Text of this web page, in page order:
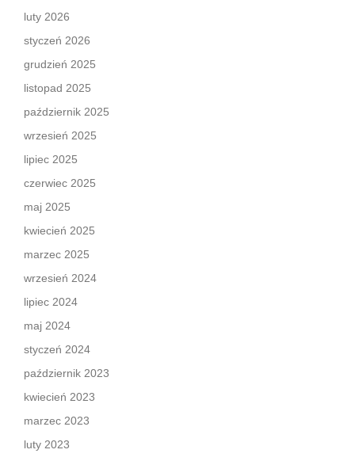
luty 2026
styczeń 2026
grudzień 2025
listopad 2025
październik 2025
wrzesień 2025
lipiec 2025
czerwiec 2025
maj 2025
kwiecień 2025
marzec 2025
wrzesień 2024
lipiec 2024
maj 2024
styczeń 2024
październik 2023
kwiecień 2023
marzec 2023
luty 2023